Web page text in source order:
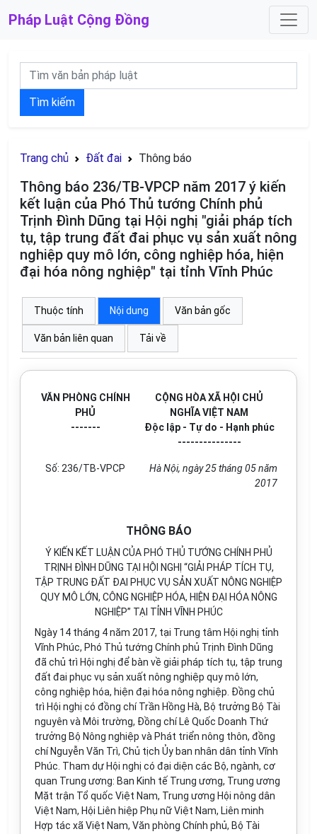
Pháp Luật Cộng Đồng
Tìm kiếm
Trang chủ Đất đai Thông báo
Thông báo 236/TB-VPCP năm 2017 ý kiến
kết luận của Phó Thủ tướng Chính phủ
Trịnh Đình Dũng tại Hội nghị "giải pháp tích
tụ, tập trung đất đai phục vụ sản xuất nông
nghiệp quy mô lớn, công nghiệp hóa, hiện
đại hóa nông nghiệp" tại tỉnh Vĩnh Phúc
Thuộc tính Nội dung Văn bản gốc
Văn bản liên quan Tải về
VĂN PHÒNG CHÍNH
PHỦ
-------
CỘNG HÒA XÃ HỘI CHỦ
NGHĨA VIỆT NAM
Độc lập - Tự do - Hạnh phúc
---------------
Số: 236/TB-VPCP Hà Nội, ngày25tháng05 năm
2017
THÔNG BÁO
Ý KIẾN KẾT LUẬN CỦA PHÓ THỦ TƯỚNG CHÍNH PHỦ
TRỊNH ĐÌNH DŨNG TẠI HỘI NGHỊ “GIẢI PHÁP TÍCH TỤ,
TẬP TRUNG ĐẤT ĐAI PHỤC VỤ SẢN XUẤT NÔNG NGHIỆP
QUY MÔ LỚN, CÔNG NGHIỆP HÓA, HIỆN ĐẠI HÓA NÔNG
NGHIỆP” TẠI TỈNH VĨNH PHÚC
Ngày 14 tháng 4 năm 2017, tại Trung tâm Hội nghị tỉnh
Vĩnh Phúc, Phó Thủ tướng Chính phủ Trịnh Đình Dũng
đã chủ trì Hội nghị để bàn về giải pháp tích tụ, tập trung
đất đai phục vụ sản xuất nông nghiệp quy mô lớn,
công nghiệp hóa, hiện đại hóa nông nghiệp. Đồng chủ
trì Hội nghị có đồng chí Trần Hồng Hà, Bộ trưởng Bộ Tài
nguyên và Môi trường, Đồng chí Lê Quốc Doanh Thứ
trưởng Bộ Nông nghiệp và Phát triển nông thôn, đồng
chí Nguyễn Văn Trì, Chủ tịch Ủy ban nhân dân tỉnh Vĩnh
Phúc. Tham dự Hội nghị có đại diện các Bộ, ngành, cơ
quan Trung ương: Ban Kinh tế Trung ương, Trung ương
Mặt trận Tổ quốc Việt Nam, Trung ương Hội nông dân
Việt Nam, Hội Liên hiệp Phụ nữ Việt Nam, Liên minh
Hợp tác xã Việt Nam, Văn phòng Chính phủ, Bộ Tài